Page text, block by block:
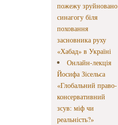
пожежу зруйновано
синагогу біля
поховання
засновника руху
«Хабад» в Україні
Онлайн-лекція
Йосифа Зісельса
«Глобальний право-
консервативний
зсув: міф чи
реальність?»